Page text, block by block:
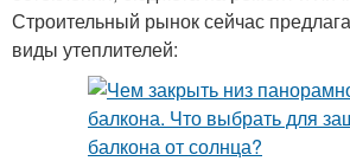
Строительный рынок сейчас
виды утеплителей: